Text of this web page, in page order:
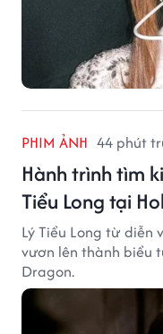
PHIM ẢNH 44 phút
Hành trình tìm
Tiểu Long tại
Lý Tiểu Long từ diễn
vươn lên thành biểu
Dragon.